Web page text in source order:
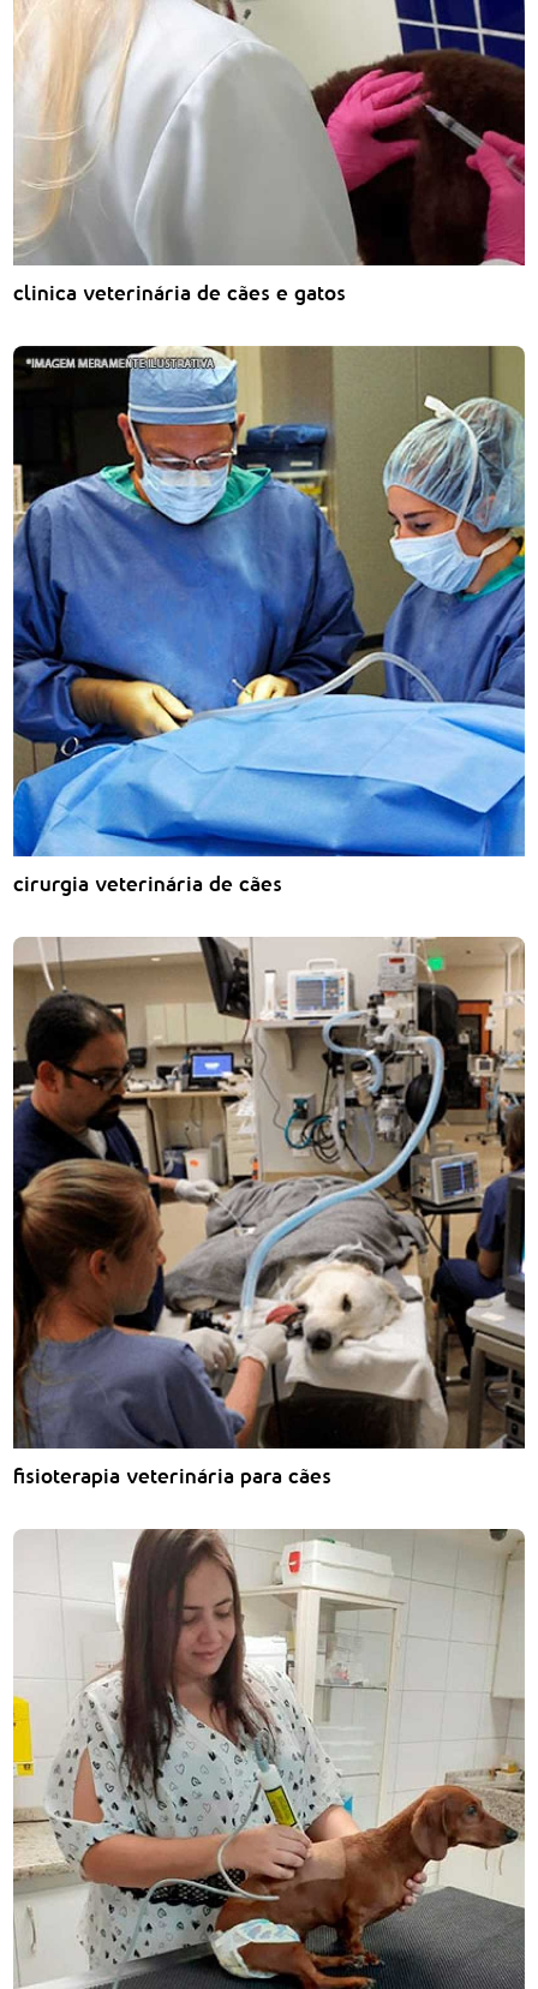
clinica veterinária de cães e gatos
cirurgia veterinária de cães
fisioterapia veterinária para cães